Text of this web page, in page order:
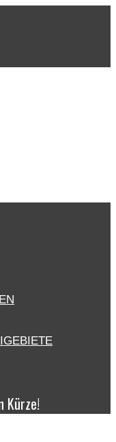
Kürze!